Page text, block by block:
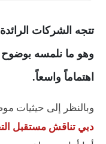
تتجه الشركات
وهو ما نلمسه بوضوح
اهتماماً واسعاً.
وبالنظر إلى حيثيات
دبي تناقش مستقبل